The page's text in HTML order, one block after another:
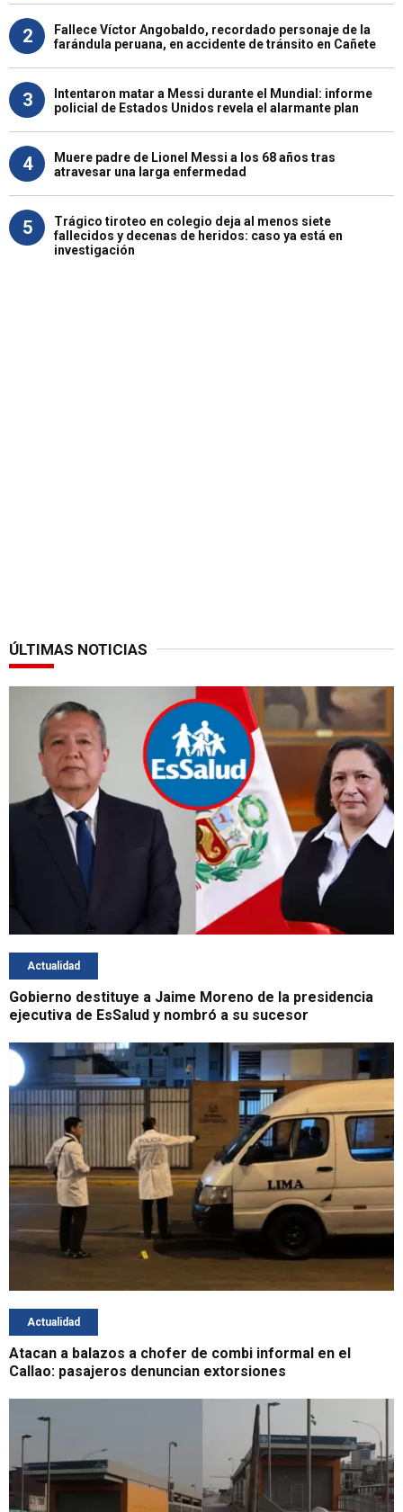
2
Fallece Víctor Angobaldo, recordado personaje de la
farándula peruana, en accidente de tránsito en Cañete
3
Intentaron matar a Messi durante el Mundial: informe
policial de Estados Unidos revela el alarmante plan
4
Muere padre de Lionel Messi a los 68 años tras
atravesar una larga enfermedad
5
Trágico tiroteo en colegio deja al menos siete
fallecidos y decenas de heridos: caso ya está en
investigación
ÚLTIMAS NOTICIAS
Actualidad
Gobierno destituye a Jaime Moreno de la presidencia
ejecutiva de EsSalud y nombró a su sucesor
Actualidad
Atacan a balazos a chofer de combi informal en el
Callao: pasajeros denuncian extorsiones